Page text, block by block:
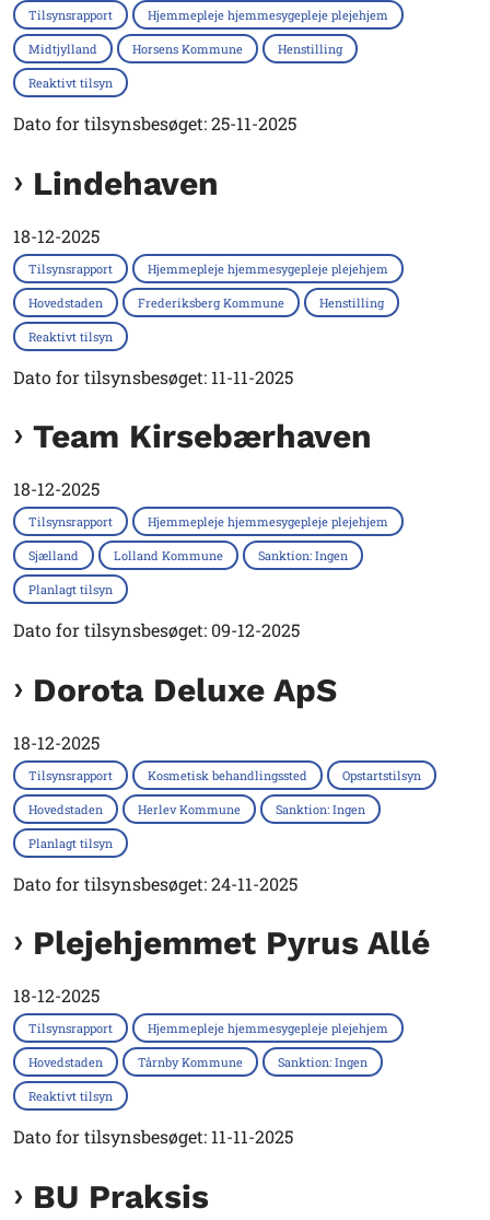
Tilsynsrapport Hjemmepleje hjemmesygepleje plejehjem
Midtjylland Horsens Kommune Henstilling
Reaktivt tilsyn
Dato for tilsynsbesøget: 25-11-2025
Lindehaven
18-12-2025
Tilsynsrapport Hjemmepleje hjemmesygepleje plejehjem
Hovedstaden Frederiksberg Kommune Henstilling
Reaktivt tilsyn
Dato for tilsynsbesøget: 11-11-2025
Team Kirsebærhaven
18-12-2025
Tilsynsrapport Hjemmepleje hjemmesygepleje plejehjem
Sjælland Lolland Kommune Sanktion: Ingen
Planlagt tilsyn
Dato for tilsynsbesøget: 09-12-2025
Dorota Deluxe ApS
18-12-2025
Tilsynsrapport Kosmetisk behandlingssted Opstartstilsyn
Hovedstaden Herlev Kommune Sanktion: Ingen
Planlagt tilsyn
Dato for tilsynsbesøget: 24-11-2025
Plejehjemmet Pyrus Allé
18-12-2025
Tilsynsrapport Hjemmepleje hjemmesygepleje plejehjem
Hovedstaden Tårnby Kommune Sanktion: Ingen
Reaktivt tilsyn
Dato for tilsynsbesøget: 11-11-2025
BU Praksis